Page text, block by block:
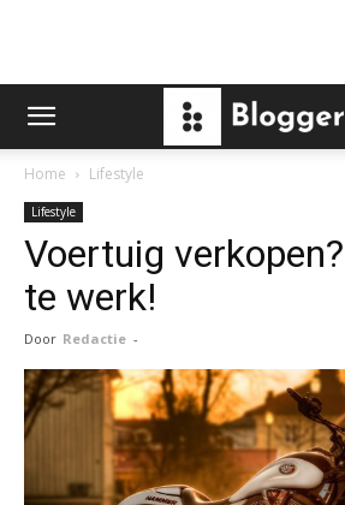
Home Lifestyle
Lifestyle
Voertuig
te werk!
Door Redactie -